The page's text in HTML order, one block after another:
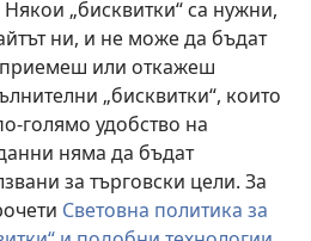
„бисквитки“ са нужни,
ни, и не може да бъдат
или откажеш
„бисквитки“, които
голямо удобство на
няма да бъдат
за търговски цели. За
Световна политика за